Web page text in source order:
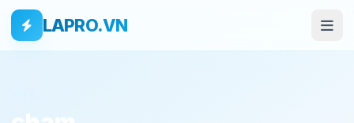
Skip to main content
Bỏ qua tới nội dung
LAPRO.VN